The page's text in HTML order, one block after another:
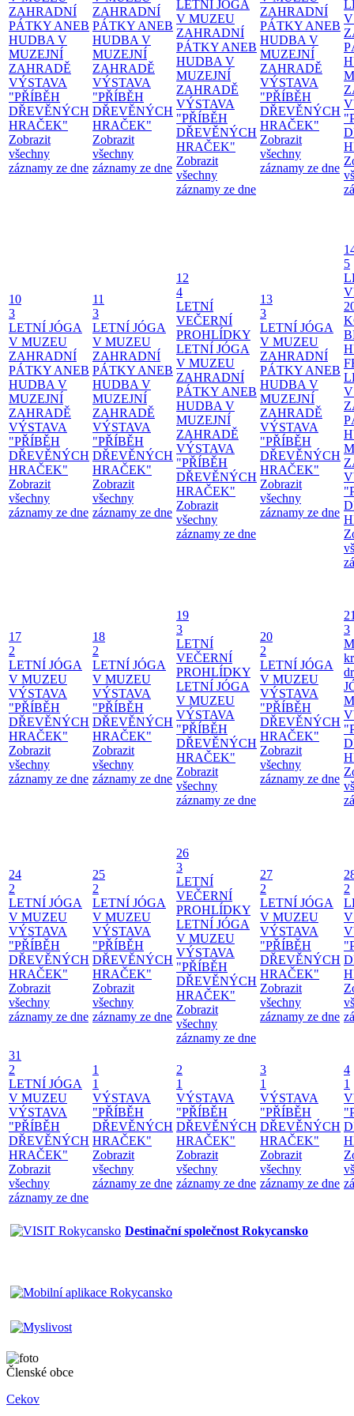
ZAHRADNÍ
PÁTKY ANEB
HUDBA V
MUZEJNÍ
ZAHRADĚ
VÝSTAVA
"PŘÍBĚH
DŘEVĚNÝCH
HRAČEK"
Zobrazit
všechny
záznamy ze dne
ZAHRADNÍ
PÁTKY ANEB
HUDBA V
MUZEJNÍ
ZAHRADĚ
VÝSTAVA
"PŘÍBĚH
DŘEVĚNÝCH
HRAČEK"
Zobrazit
všechny
záznamy ze dne
LETNÍ JÓGA
V MUZEU
ZAHRADNÍ
PÁTKY ANEB
HUDBA V
MUZEJNÍ
ZAHRADĚ
VÝSTAVA
"PŘÍBĚH
DŘEVĚNÝCH
HRAČEK"
Zobrazit
všechny
záznamy ze dne
ZAHRADNÍ
PÁTKY ANEB
HUDBA V
MUZEJNÍ
ZAHRADĚ
VÝSTAVA
"PŘÍBĚH
DŘEVĚNÝCH
HRAČEK"
Zobrazit
všechny
záznamy ze dne
10
3
LETNÍ JÓGA
V MUZEU
ZAHRADNÍ
PÁTKY ANEB
HUDBA V
MUZEJNÍ
ZAHRADĚ
VÝSTAVA
"PŘÍBĚH
DŘEVĚNÝCH
HRAČEK"
Zobrazit
všechny
záznamy ze dne
11
3
LETNÍ JÓGA
V MUZEU
ZAHRADNÍ
PÁTKY ANEB
HUDBA V
MUZEJNÍ
ZAHRADĚ
VÝSTAVA
"PŘÍBĚH
DŘEVĚNÝCH
HRAČEK"
Zobrazit
všechny
záznamy ze dne
12
4
LETNÍ
VEČERNÍ
PROHLÍDKY
LETNÍ JÓGA
V MUZEU
ZAHRADNÍ
PÁTKY ANEB
HUDBA V
MUZEJNÍ
ZAHRADĚ
VÝSTAVA
"PŘÍBĚH
DŘEVĚNÝCH
HRAČEK"
Zobrazit
všechny
záznamy ze dne
13
3
LETNÍ JÓGA
V MUZEU
ZAHRADNÍ
PÁTKY ANEB
HUDBA V
MUZEJNÍ
ZAHRADĚ
VÝSTAVA
"PŘÍBĚH
DŘEVĚNÝCH
HRAČEK"
Zobrazit
všechny
záznamy ze dne
5
17
2
LETNÍ JÓGA
V MUZEU
VÝSTAVA
"PŘÍBĚH
DŘEVĚNÝCH
HRAČEK"
Zobrazit
všechny
záznamy ze dne
18
2
LETNÍ JÓGA
V MUZEU
VÝSTAVA
"PŘÍBĚH
DŘEVĚNÝCH
HRAČEK"
Zobrazit
všechny
záznamy ze dne
19
3
LETNÍ
VEČERNÍ
PROHLÍDKY
LETNÍ JÓGA
V MUZEU
VÝSTAVA
"PŘÍBĚH
DŘEVĚNÝCH
HRAČEK"
Zobrazit
všechny
záznamy ze dne
20
2
LETNÍ JÓGA
V MUZEU
VÝSTAVA
"PŘÍBĚH
DŘEVĚNÝCH
HRAČEK"
Zobrazit
všechny
záznamy ze dne
3
24
2
LETNÍ JÓGA
V MUZEU
VÝSTAVA
"PŘÍBĚH
DŘEVĚNÝCH
HRAČEK"
Zobrazit
všechny
záznamy ze dne
25
2
LETNÍ JÓGA
V MUZEU
VÝSTAVA
"PŘÍBĚH
DŘEVĚNÝCH
HRAČEK"
Zobrazit
všechny
záznamy ze dne
26
3
LETNÍ
VEČERNÍ
PROHLÍDKY
LETNÍ JÓGA
V MUZEU
VÝSTAVA
"PŘÍBĚH
DŘEVĚNÝCH
HRAČEK"
Zobrazit
všechny
záznamy ze dne
27
2
LETNÍ JÓGA
V MUZEU
VÝSTAVA
"PŘÍBĚH
DŘEVĚNÝCH
HRAČEK"
Zobrazit
všechny
záznamy ze dne
2
31
2
LETNÍ JÓGA
V MUZEU
VÝSTAVA
"PŘÍBĚH
DŘEVĚNÝCH
HRAČEK"
Zobrazit
všechny
záznamy ze dne
1
1
VÝSTAVA
"PŘÍBĚH
DŘEVĚNÝCH
HRAČEK"
Zobrazit
všechny
záznamy ze dne
2
1
VÝSTAVA
"PŘÍBĚH
DŘEVĚNÝCH
HRAČEK"
Zobrazit
všechny
záznamy ze dne
3
1
VÝSTAVA
"PŘÍBĚH
DŘEVĚNÝCH
HRAČEK"
Zobrazit
všechny
záznamy ze dne
4
1
Destinační společnost Rokycansko
Členské obce
Cekov